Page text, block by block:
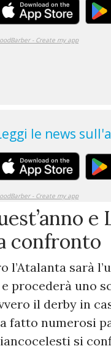
e
confronto
l’Atalanta sarà
e procederà uno
il derby in
fatto numerosi
si